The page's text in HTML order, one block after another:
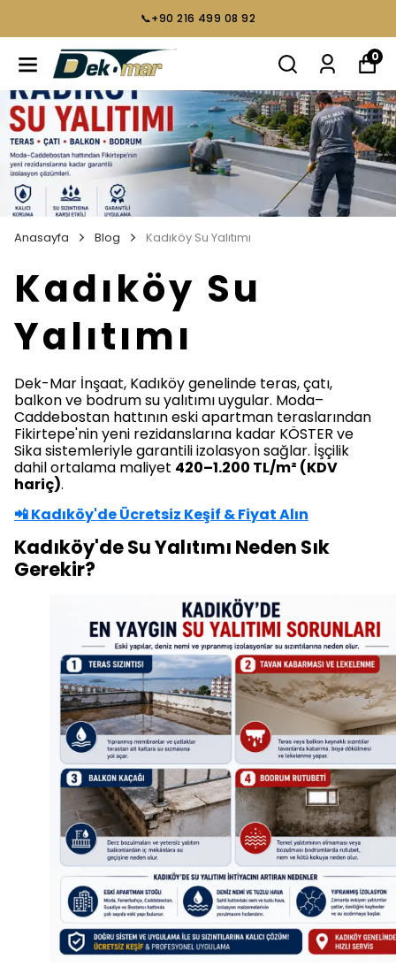
📞+90 216 499 08 92
0
Anasayfa Blog Kadıköy Su Yalıtımı
Kadıköy Su
Yalıtımı
Dek-Mar İnşaat, Kadıköy genelinde teras, çatı,
balkon ve bodrum su yalıtımı uygular. Moda–
Caddebostan hattının eski apartman teraslarından
Fikirtepe'nin yeni rezidanslarına kadar KÖSTER ve
Sika sistemleriyle garantili izolasyon sağlar. İşçilik
dahil ortalama maliyet 420–1.200 TL/m² (KDV
hariç).
📲 Kadıköy'de Ücretsiz Keşif & Fiyat Alın
Kadıköy'de Su Yalıtımı Neden Sık
Gerekir?